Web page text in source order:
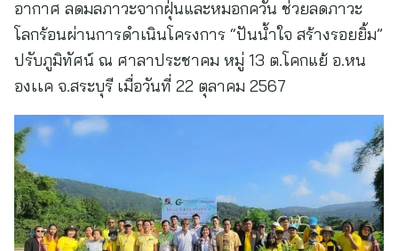
อากาศ ลดมลภาวะจากฝุ่นและหมอกควัน ช่วยลดภาวะ
โลกร้อนผ่านการดำเนินโครงการ “ปันน้ำใจ สร้างรอยยิ้ม”
ปรับภูมิทัศน์ ณ ศาลาประชาคม หมู่ 13 ต.โคกแย้ อ.หน
องเเค จ.สระบุรี เมื่อวันที่ 22 ตุลาคม 2567